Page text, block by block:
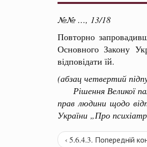
№№ …, 13/18
Повторно
Основного Закону
відповідати їй.
(абзац четвертий
Рішення Великої
прав людини щодо
України „Про
‹ 5.6.4.3. Попередній